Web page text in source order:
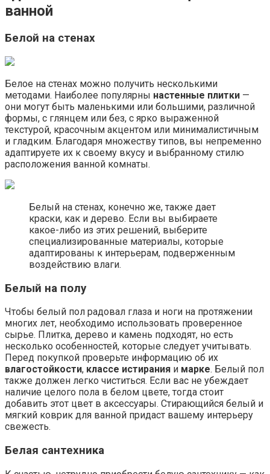
ванной
Белой на стенах
Белое на стенах можно получить несколькими
методами. Наиболее популярны настенные плитки —
они могут быть маленькими или большими, различной
формы, с глянцем или без, с ярко выраженной
текстурой, красочным акцентом или минималистичным
и гладким. Благодаря множеству типов, вы непременно
адаптируете их к своему вкусу и выбранному стилю
расположения ванной комнаты.
Белый на стенах, конечно же, также дает
краски, как и дерево. Если вы выбираете
какое-либо из этих решений, выберите
специализированные материалы, которые
адаптированы к интерьерам, подверженным
воздействию влаги.
Белый на полу
Чтобы белый пол радовал глаза и ноги на протяжении
многих лет, необходимо использовать проверенное
сырье. Плитка, дерево и камень подходят, но есть
несколько особенностей, которые следует учитывать.
Перед покупкой проверьте информацию об их
влагостойкости, классе истирания и марке. Белый пол
также должен легко чиститься. Если вас не убеждает
наличие целого пола в белом цвете, тогда стоит
добавить этот цвет в аксессуары. Стирающийся белый и
мягкий коврик для ванной придаст вашему интерьеру
свежесть.
Белая сантехника